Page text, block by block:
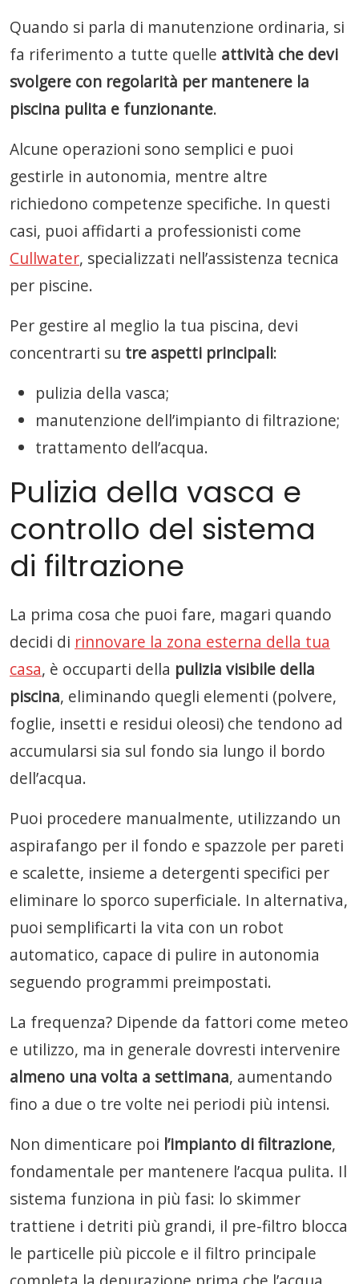
Quando si parla di manutenzione ordinaria, si
fa riferimento a tutte quelle attività che devi
svolgere con regolarità per mantenere la
piscina pulita e funzionante.
Alcune operazioni sono semplici e puoi
gestirle in autonomia, mentre altre
richiedono competenze specifiche. In questi
casi, puoi affidarti a professionisti come
Cullwater, specializzati nell’assistenza tecnica
per piscine.
Per gestire al meglio la tua piscina, devi
concentrarti su tre aspetti principali:
pulizia della vasca;
manutenzione dell’impianto di filtrazione;
trattamento dell’acqua.
Pulizia della vasca e
controllo del sistema
di filtrazione
La prima cosa che puoi fare, magari quando
decidi di rinnovare la zona esterna della tua
casa, è occuparti della pulizia visibile della
piscina, eliminando quegli elementi (polvere,
foglie, insetti e residui oleosi) che tendono ad
accumularsi sia sul fondo sia lungo il bordo
dell’acqua.
Puoi procedere manualmente, utilizzando un
aspirafango per il fondo e spazzole per pareti
e scalette, insieme a detergenti specifici per
eliminare lo sporco superficiale. In alternativa,
puoi semplificarti la vita con un robot
automatico, capace di pulire in autonomia
seguendo programmi preimpostati.
La frequenza? Dipende da fattori come meteo
e utilizzo, ma in generale dovresti intervenire
almeno una volta a settimana, aumentando
fino a due o tre volte nei periodi più intensi.
Non dimenticare poi l’impianto di filtrazione,
fondamentale per mantenere l’acqua pulita. Il
sistema funziona in più fasi: lo skimmer
trattiene i detriti più grandi, il pre-filtro blocca
le particelle più piccole e il filtro principale